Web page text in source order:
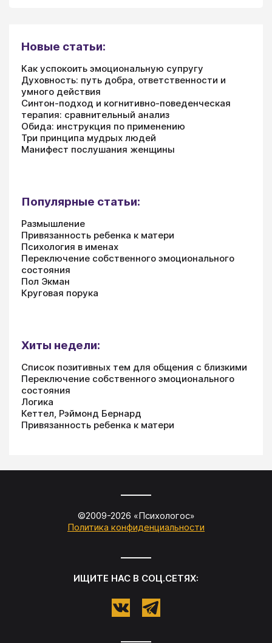
Новые статьи:
Как успокоить эмоциональную супругу
Духовность: путь добра, ответственности и
умного действия
Синтон-подход и когнитивно-поведенческая
терапия: сравнительный анализ
Обида: инструкция по применению
Три принципа мудрых людей
Манифест послушания женщины
Популярные статьи:
Размышление
Привязанность ребенка к матери
Психология в именах
Переключение собственного эмоционального
состояния
Пол Экман
Круговая порука
Хиты недели:
Список позитивных тем для общения с близкими
Переключение собственного эмоционального
состояния
Логика
Кеттел, Рэймонд Бернард
Привязанность ребенка к матери
©2009-2026 «Психологос»
Политика конфиденциальности
ИЩИТЕ НАС В СОЦ.СЕТЯХ: